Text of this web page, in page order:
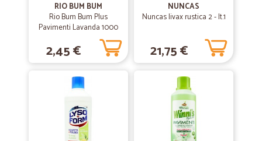
RIO BUM BUM
Rio Bum Bum Plus
Pavimenti Lavanda 1000
2,45 €
NUNCAS
Nuncas livax rustica 2 - lt.1
21,75 €